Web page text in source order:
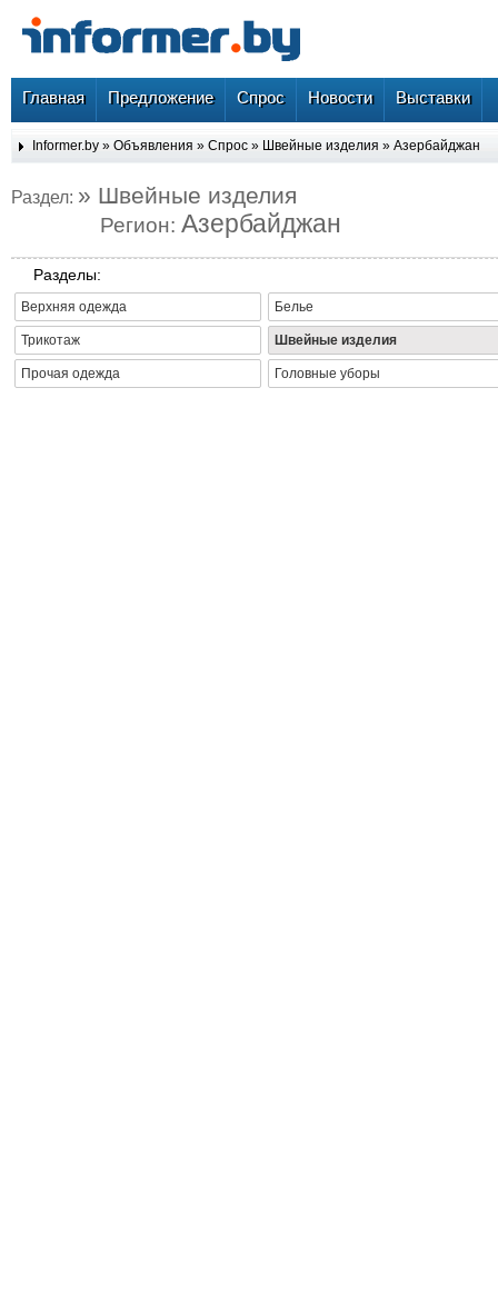
Главная Предложение Спрос Новости Выставки
Informer.by » Объявления » Спрос » Швейные изделия » Азербайджан
Раздел: » Швейные изделия
Регион: Азербайджан
Разделы:
Верхняя одежда Белье
Трикотаж Швейные изделия
Прочая одежда Головные уборы